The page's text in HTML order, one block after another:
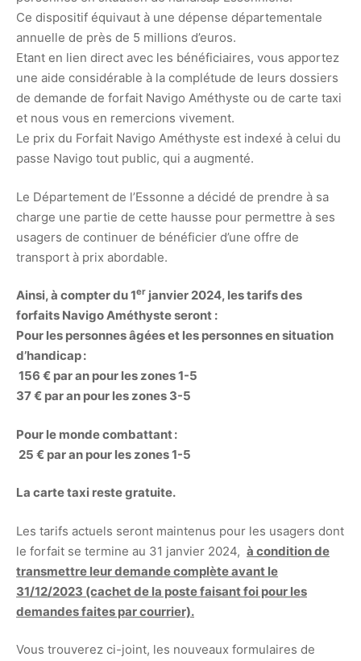
Ce dispositif équivaut à une dépense départementale
annuelle de près de 5 millions d’euros.
Etant en lien direct avec les bénéficiaires, vous apportez
une aide considérable à la complétude de leurs dossiers
de demande de forfait Navigo Améthyste ou de carte taxi
et nous vous en remercions vivement.
Le prix du Forfait Navigo Améthyste est indexé à celui du
passe Navigo tout public, qui a augmenté.
Le Département de l’Essonne a décidé de prendre à sa
charge une partie de cette hausse pour permettre à ses
usagers de continuer de bénéficier d’une offre de
transport à prix abordable.
Ainsi, à compter du 1er janvier 2024, les tarifs des
forfaits Navigo Améthyste seront :
Pour les personnes âgées et les personnes en situation
d’handicap :
156 € par an pour les zones 1-5
37 € par an pour les zones 3-5
Pour le monde combattant :
25 € par an pour les zones 1-5
La carte taxi reste gratuite.
Les tarifs actuels seront maintenus pour les usagers dont
le forfait se termine au 31 janvier 2024, à condition de
transmettre leur demande complète avant le
31/12/2023 (cachet de la poste faisant foi pour les
demandes faites par courrier).
Vous trouverez ci-joint, les nouveaux formulaires de